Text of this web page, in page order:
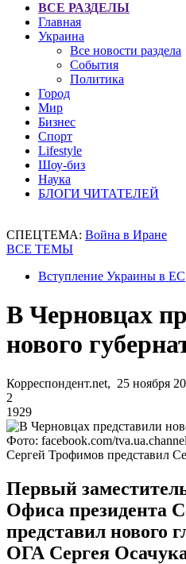
ВСЕ РАЗДЕЛЫ
Главная
Украина
Все новости раздела
События
Политика
Город
Мир
Бизнес
Спорт
Lifestyle
Шоу-биз
Наука
БЛОГИ ЧИТАТЕЛЕЙ
СПЕЦТЕМА: Война в Иране
ВСЕ ТЕМЫ
Вступление Украины в ЕС
В Черновцах
нового
Корреспондент.net, 25 ноября
2
1929
Фото: facebook.com/tva.ua.channel
Сергей Трофимов представил
Первый
Офиса президента
представил нового
ОГА Сергея